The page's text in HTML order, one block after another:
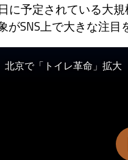
に予定されている大
がSNS上で大きな注目